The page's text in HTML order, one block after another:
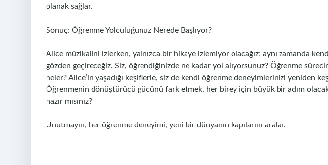
olanak sağlar.
Sonuç: Öğrenme Yolculuğunuz Nerede Başlıyor?
Alice müzikalini izlerken, yalnızca bir hikaye izlemiyor olacağız; aynı zamanda
gözden geçireceğiz. Siz, öğrendiğinizde ne kadar yol alıyorsunuz? Öğrenme
neler? Alice’in yaşadığı keşiflerle, siz de kendi öğrenme deneyimlerinizi yeniden
Öğrenmenin dönüştürücü gücünü fark etmek, her birey için büyük bir adım
hazır mısınız?
Unutmayın, her öğrenme deneyimi, yeni bir dünyanın kapılarını aralar.